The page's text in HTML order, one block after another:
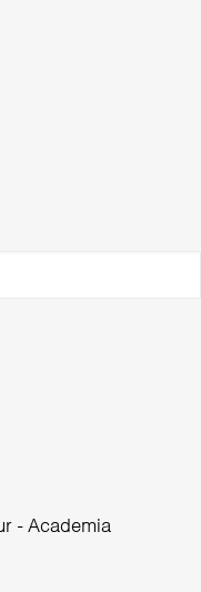
en
que
- Academia